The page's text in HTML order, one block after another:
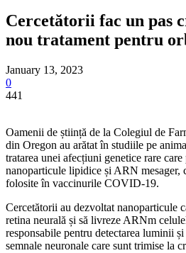
Cercetătorii fac un pas
nou tratament pentru
January 13, 2023
0
441
Oamenii de știință de la Colegiul de
din Oregon au arătat în studiile pe
tratarea unei afecțiuni genetice rare
nanoparticule lipidice și ARN mesager,
folosite în vaccinurile COVID-19.
Cercetătorii au dezvoltat nanoparticule
retina neurală și să livreze ARNm
responsabile pentru detectarea luminii
semnale neuronale care sunt trimise la